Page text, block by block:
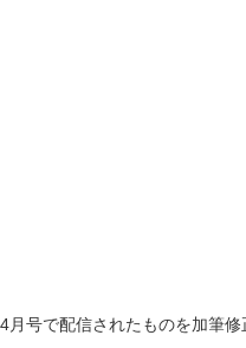
号で配信されたものを加筆